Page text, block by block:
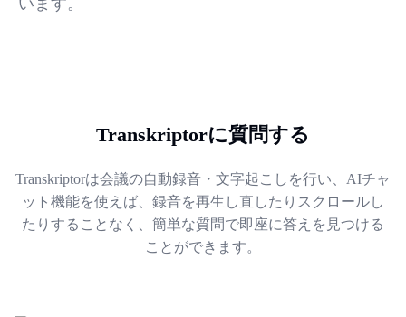
います。
Transkriptorに質問する
Transkriptorは会議の自動録音・文字起こしを行い、AIチャ
ット機能を使えば、録音を再生し直したりスクロールし
たりすることなく、簡単な質問で即座に答えを見つける
ことができます。